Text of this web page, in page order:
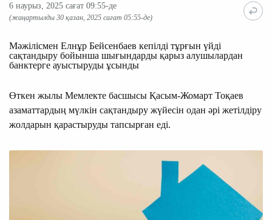
6 наурыз, 2025 сағат 09:55-де
(жаңартылды 30 қазан, 2025 сағат 05:55-де)
Мәжілісмен Елнұр Бейсенбаев кепілді тұрғын үйді
сақтандыру бойынша шығындарды қарыз алушылардан
банктерге ауыстыруды ұсынды
Өткен жылы Мемлекте басшысы Қасым-Жомарт Тоқаев
азаматтардың мүлкін сақтандыру жүйесін одан әрі жетілдіру
жолдарын қарастыруды тапсырған еді.